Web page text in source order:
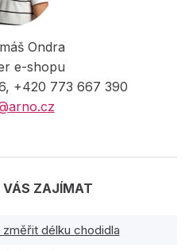
Ondra
e-shopu
+420 773 667 390
VÁS ZAJÍMAT
délku chodidla